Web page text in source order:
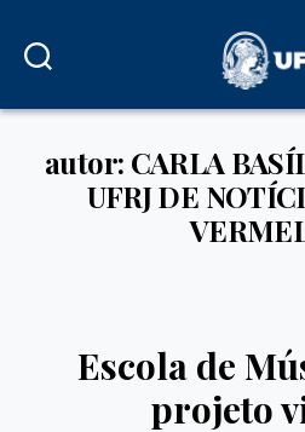
autor: CARLA
UFRJ DE
Escola de
projeto